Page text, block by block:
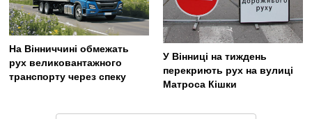
На Вінниччині обмежать
рух великовантажного
транспорту через спеку
У Вінниці на тиждень
перекриють рух на вулиці
Матроса Кішки